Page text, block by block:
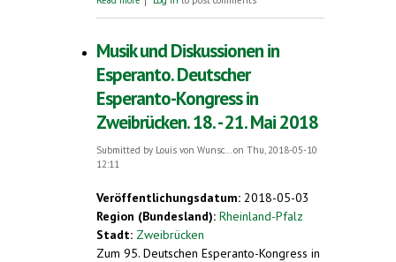
Musik und Diskussionen in
Esperanto. Deutscher
Esperanto-Kongress in
Zweibrücken. 18. - 21. Mai 2018
Submitted by Louis von Wunsc...on Thu, 2018-05-10
12:11
Veröffentlichungsdatum: 2018-05-03
Region (Bundesland): Rheinland-Pfalz
Stadt: Zweibrücken
Zum 95. Deutschen Esperanto-Kongress in